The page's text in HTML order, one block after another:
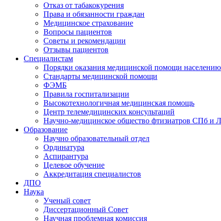
Отказ от табакокурения
Права и обязанности граждан
Медицинское страхование
Вопросы пациентов
Советы и рекомендации
Отзывы пациентов
Специалистам
Порядки оказания медицинской помощи населению
Стандарты медицинской помощи
ФЭМБ
Правила госпитализации
Высокотехнологичная медицинская помощь
Центр телемедицинских консультаций
Научно-медицинское общество фтизиатров СПб и
Образование
Научно образовательный отдел
Ординатура
Аспирантура
Целевое обучение
Аккредитация специалистов
ДПО
Наука
Ученый совет
Диссертационный Совет
Научная проблемная комиссия